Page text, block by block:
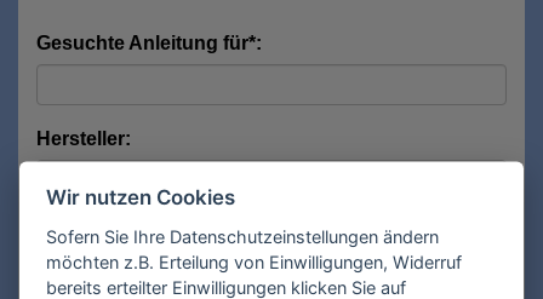
Gesuchte Anleitung für*:
Hersteller:
Modell:
Wir nutzen Cookies
Sofern Sie Ihre Datenschutzeinstellungen ändern
möchten z.B. Erteilung von Einwilligungen, Widerruf
bereits erteilter Einwilligungen klicken Sie auf